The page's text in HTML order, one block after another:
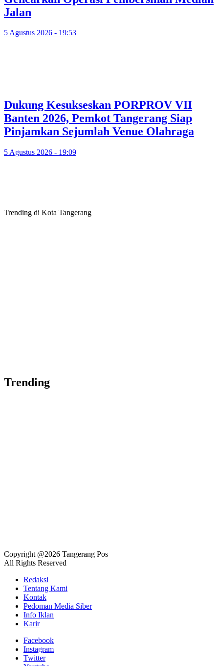
Jalan
5 Agustus 2026 - 19:53
Dukung Kesukseskan PORPROV VII
Banten 2026, Pemkot Tangerang Siap
Pinjamkan Sejumlah Venue Olahraga
5 Agustus 2026 - 19:09
Trending di Kota Tangerang
Trending
Copyright @2026 Tangerang Pos
All Rights Reserved
Redaksi
Tentang Kami
Kontak
Pedoman Media Siber
Info Iklan
Karir
Facebook
Instagram
Twitter